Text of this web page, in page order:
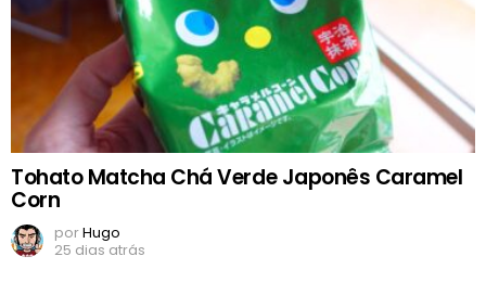
Tohato Matcha Chá Verde Japonês Caramel
Corn
porHugo
25 dias atrás